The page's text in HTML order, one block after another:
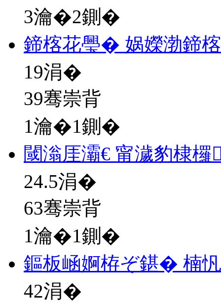
3瀹�2鍘�
鍗楁花璺� 娲嬫渤鍗
19涓�
39骞崇背
1瀹�1鍘�
閾滃厓灞€ 甯濊豹棣
24.5涓�
63骞崇背
1瀹�1鍘�
鏂板崡婀栫ぞ鍖� 楠
42涓�